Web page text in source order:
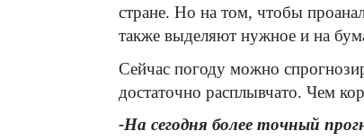
стране. Но на том, чтобы
также выделяют нужное и на
Сейчас погоду можно
достаточно расплывчато. Чем
-На сегодня более точный